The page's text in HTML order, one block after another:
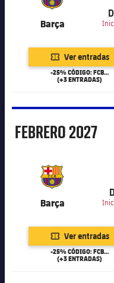
Barça
Ver entradas
-25% CÓDIGO: FCB25
(+3 ENTRADAS)
Febrero
FEBRERO2027
Barça
Ver entradas
-25% CÓDIGO: FCB25
(+3 ENTRADAS)